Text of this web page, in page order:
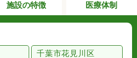
施設の特徴 医療体制
千葉市花見川区